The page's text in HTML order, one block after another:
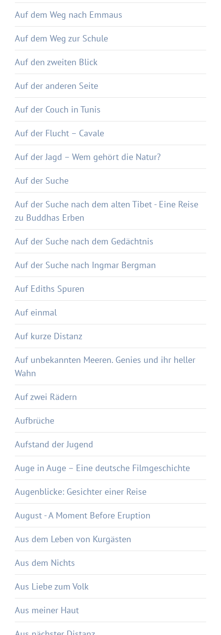
Auf dem Weg nach Emmaus
Auf dem Weg zur Schule
Auf den zweiten Blick
Auf der anderen Seite
Auf der Couch in Tunis
Auf der Flucht – Cavale
Auf der Jagd – Wem gehört die Natur?
Auf der Suche
Auf der Suche nach dem alten Tibet - Eine Reise
zu Buddhas Erben
Auf der Suche nach dem Gedächtnis
Auf der Suche nach Ingmar Bergman
Auf Ediths Spuren
Auf einmal
Auf kurze Distanz
Auf unbekannten Meeren. Genies und ihr heller
Wahn
Auf zwei Rädern
Aufbrüche
Aufstand der Jugend
Auge in Auge – Eine deutsche Filmgeschichte
Augenblicke: Gesichter einer Reise
August - A Moment Before Eruption
Aus dem Leben von Kurgästen
Aus dem Nichts
Aus Liebe zum Volk
Aus meiner Haut